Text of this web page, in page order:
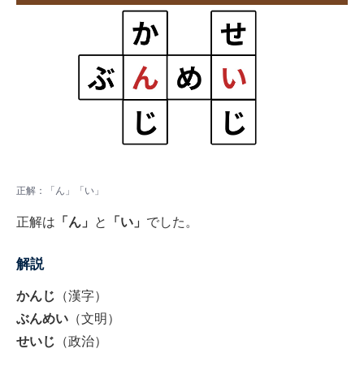
正解：「ん」「い」
正解は 「ん」 と 「い」 でした。
解説
かんじ （漢字）
ぶんめい （文明）
せいじ （政治）